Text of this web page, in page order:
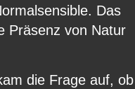
Das
Präsenz von Natur
die Frage auf,